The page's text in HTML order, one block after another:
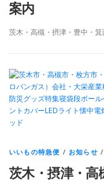
案内
茨木・高槻・摂津・豊中・
いいもの特急便 /お知らせ /
茨木・摂津・高